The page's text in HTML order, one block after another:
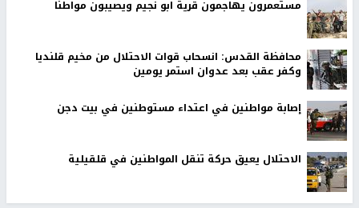
مستعمرون يهاجمون قرية ابو نجيم ويصيبون مواطنا
محافظة القدس: انسحاب قوات الاحتلال من مخيم قلنديا
وكفر عقب بعد عدوان استمر يومين
إصابة مواطنين في اعتداء مستوطنين في بيت دجن
الاحتلال يعيق حركة تنقل المواطنين في قلقيلية